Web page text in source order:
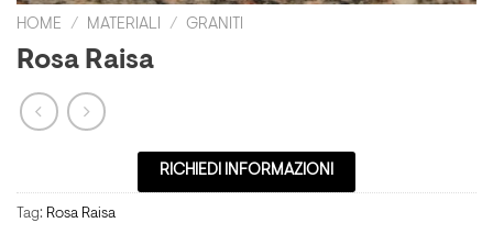
HOME / MATERIALI / GRANITI
Rosa Raisa
RICHIEDI INFORMAZIONI
Tag: Rosa Raisa